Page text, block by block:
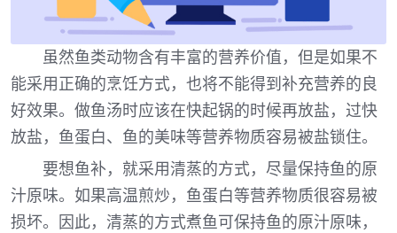
虽然鱼类动物含有丰富的营养价值，但是如果不
能采用正确的烹饪方式，也将不能得到补充营养的良
好效果。做鱼汤时应该在快起锅的时候再放盐，过快
放盐，鱼蛋白、鱼的美味等营养物质容易被盐锁住。
要想鱼补，就采用清蒸的方式，尽量保持鱼的原
汁原味。如果高温煎炒，鱼蛋白等营养物质很容易被
损坏。因此，清蒸的方式煮鱼可保持鱼的原汁原味，